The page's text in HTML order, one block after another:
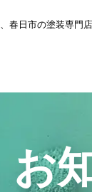
春日市の塗装専門
お